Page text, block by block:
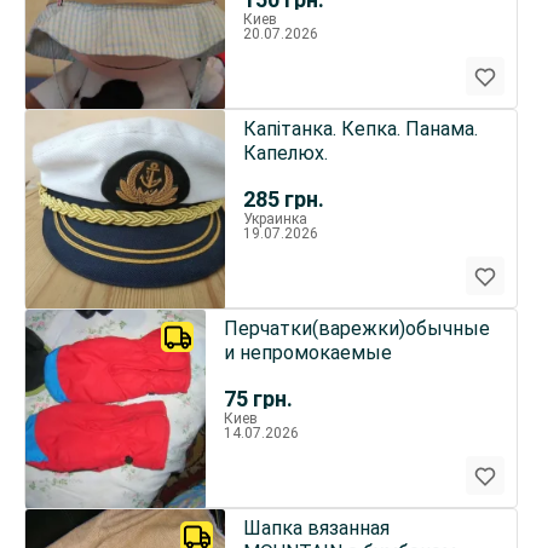
Киев
20.07.2026
285 грн.
Капітанка. Кепка. Панама.
Капелюх.
Украинка
19.07.2026
75 грн.
Перчатки(варежки)обычные
и непромокаемые
Киев
14.07.2026
Шапка вязанная